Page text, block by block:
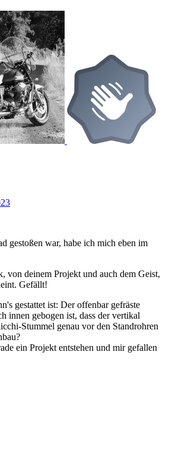
gestoßen war, habe ich mich eben im
von deinem Projekt und auch dem Geist,
Gefällt!
gestattet ist: Der offenbar gefräste
innen gebogen ist, dass der vertikal
Stummel genau vor den Standrohren
ein Projekt entstehen und mir gefallen